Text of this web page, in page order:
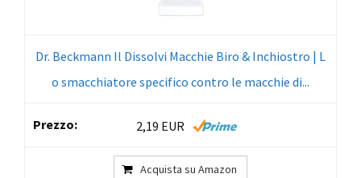
Dr. Beckmann Il Dissolvi Macchie Biro & Inchiostro | L
o smacchiatore specifico contro le macchie di...
2,19 EUR
Acquista su Amazon